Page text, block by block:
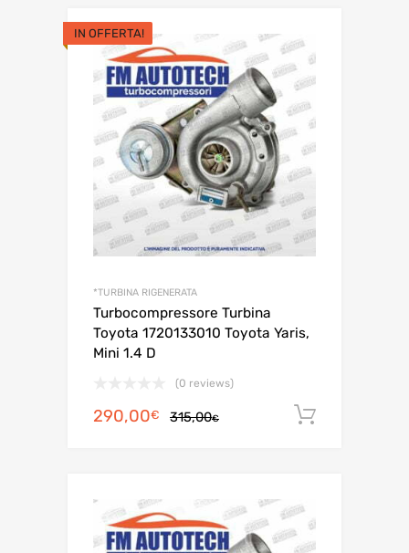
IN OFFERTA!
*TURBINA RIGENERATA
Turbocompressore Turbina
Toyota 1720133010 Toyota Yaris,
Mini 1.4 D
(0 reviews)
315,00€Il
315,00€.
290,00€
Il
290,00€.